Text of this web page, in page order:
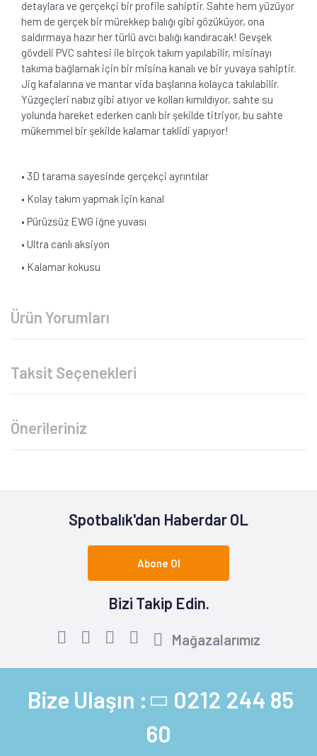
detaylara ve gerçekçi bir profile sahiptir. Sahte hem yüzüyor
hem de gerçek bir mürekkep balığı gibi gözüküyor, ona
saldırmaya hazır her türlü avcı balığı kandıracak! Gevşek
gövdeli PVC sahtesi ile birçok takım yapılabilir, misinayı
takıma bağlamak için bir misina kanalı ve bir yuvaya sahiptir.
Jig kafalarına ve mantar vida başlarına kolayca takılabilir.
Yüzgeçleri nabız gibi atıyor ve kolları kımıldıyor, sahte su
yolunda hareket ederken canlı bir şekilde titriyor, bu sahte
mükemmel bir şekilde kalamar taklidi yapıyor!
• 3D tarama sayesinde gerçekçi ayrıntılar
• Kolay takım yapmak için kanal
• Pürüzsüz EWG iğne yuvası
• Ultra canlı aksiyon
• Kalamar kokusu
Ürün Yorumları
Taksit Seçenekleri
Önerileriniz
Spotbalık'dan Haberdar OL
Abone Ol
Bizi Takip Edin.
Mağazalarımız
Bize Ulaşın : 0212 244 85
60